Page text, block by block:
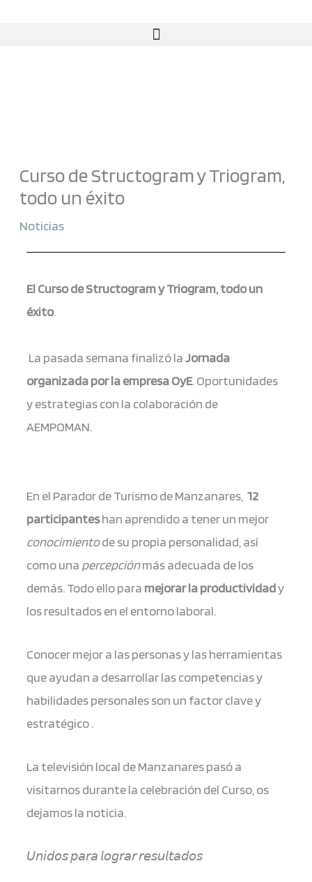
Curso de Structogram y Triogram,
todo un éxito
Noticias
El Curso de Structogram y Triogram, todo un
éxito.
La pasada semana finalizó laJornada
organizada por la empresaOyE. Oportunidades
y estrategiascon la colaboración de
AEMPOMAN.
En el Parador de Turismo de Manzanares,12
participanteshan aprendido a tener un mejor
conocimientode su propia personalidad, así
como una percepciónmás adecuada de los
demás. Todo ello para mejorar la productividady
los resultados en el entorno laboral.
Conocer mejor a las personas y las herramientas
que ayudan a desarrollar las competencias y
habilidades personales son un factor clave y
estratégico .
La televisión local de Manzanares pasó a
visitarnos durante la celebración del Curso, os
dejamos la noticia.
𝘜𝘯𝘪𝘥𝘰𝘴 𝘱𝘢𝘳𝘢 𝘭𝘰𝘨𝘳𝘢𝘳 𝘳𝘦𝘴𝘶𝘭𝘵𝘢𝘥𝘰𝘴